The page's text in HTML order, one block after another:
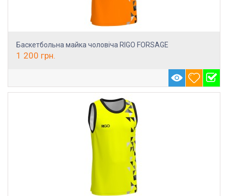
Баскетбольна майка чоловіча RIGO FORSAGE
1 200 грн.